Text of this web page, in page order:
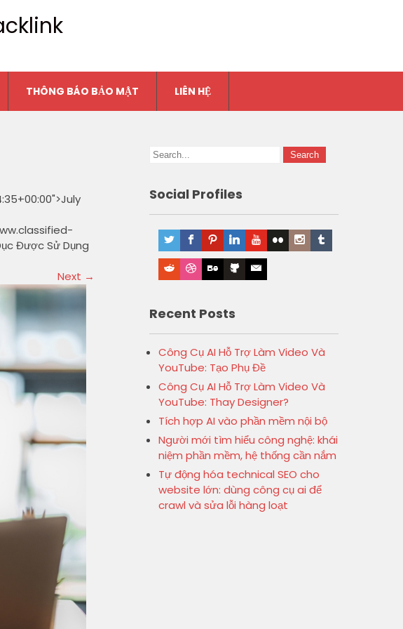
THÔNG BÁO BẢO MẬT LIÊN HỆ
Được Sử Dụng
Next →
Social Profiles
Recent Posts
Công Cụ AI Hỗ Trợ Làm Video Và
YouTube: Tạo Phụ Đề
Công Cụ AI Hỗ Trợ Làm Video Và
YouTube: Thay Designer?
Tích hợp AI vào phần mềm nội bộ
Người mới tìm hiểu công nghệ: khái
niệm phần mềm, hệ thống cần nắm
Tự động hóa technical SEO cho
website lớn: dùng công cụ ai để
crawl và sửa lỗi hàng loạt